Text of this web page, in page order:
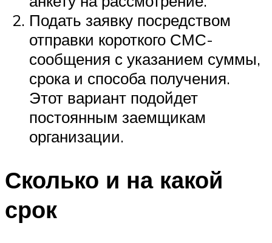
Подать заявку посредством
отправки короткого СМС-
сообщения с указанием суммы,
срока и способа получения.
Этот вариант подойдет
постоянным заемщикам
организации.
Сколько и на какой
срок